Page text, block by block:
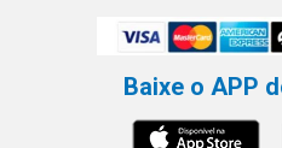
Baixe o APP